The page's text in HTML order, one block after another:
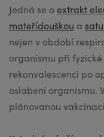
Jedná se o extrakt
mateřídouškou a
nejen v období
organismu při
rekonvalescenci po
oslabení organismu.
plánovanou